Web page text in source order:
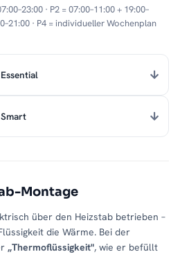
· P2 = 07:00–11:00 + 19:00–
· P4 = individueller Wochenplan
Montage
über den Heizstab betrieben –
die Wärme. Bei der
„Thermoflüssigkeit", wie er befüllt